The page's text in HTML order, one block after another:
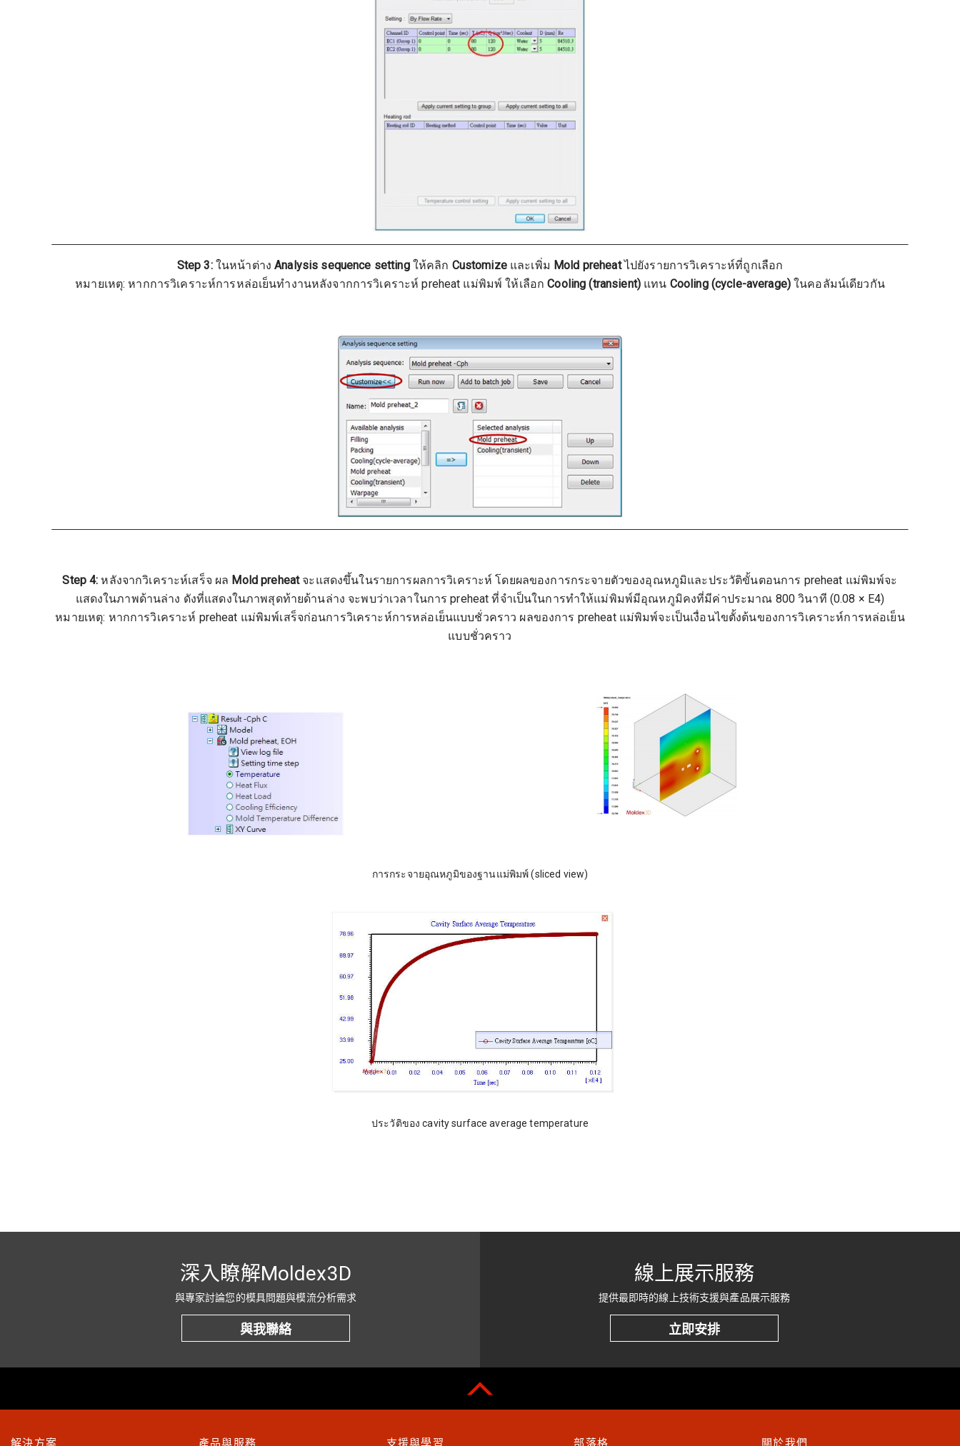
Step 3:ในหน้าต่าง Analysis sequence settingให้คลิก Customizeและเพิ่ม Mold preheatไปยังรายการวิเคราะห์ที่ถูกเลือก
หมายเหตุ: หากการวิเคราะห์การหล่อเย็นทำงานหลังจากการวิเคราะห์ preheat แม่พิมพ์ ให้เลือกCooling (transient) แทน Cooling (cycle-average)ในคอลัมน์เดียวกัน
Step 4: หลังจากวิเคราะห์เสร็จ ผล Mold preheat จะแสดงขึ้นในรายการผลการวิเคราะห์ โดยผลของการกระจายตัวของอุณหภูมิและประวัติขั้นตอนการ preheat แม่พิมพ์จะ
แสดงในภาพด้านล่าง ดังที่แสดงในภาพสุดท้ายด้านล่าง จะพบว่าเวลาในการ preheat ที่จำเป็นในการทำให้แม่พิมพ์มีอุณหภูมิคงที่มีค่าประมาณ 800 วินาที (0.08 × E4)
หมายเหตุ: หากการวิเคราะห์ preheat แม่พิมพ์เสร็จก่อนการวิเคราะห์การหล่อเย็นแบบชั่วคราว ผลของการ preheat แม่พิมพ์จะเป็นเงื่อนไขตั้งต้นของการวิเคราะห์การหล่อเย็น
แบบชั่วคราว
การกระจายอุณหภูมิของฐานแม่พิมพ์ (sliced view)
ประวัติของ cavity surface average temperature
深入瞭解Moldex3D
與專家討論您的模具問題與模流分析需求
與我聯絡
線上展示服務
提供最即時的線上技術支援與產品展示服務
立即安排
解決方案 產品與服務 支援與學習 部落格 關於我們